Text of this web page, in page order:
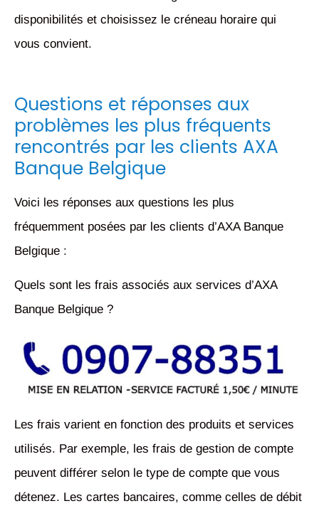
disponibilités et choisissez le créneau horaire qui
vous convient.
Questions et réponses aux
problèmes les plus fréquents
rencontrés par les clients AXA
Banque Belgique
Voici les réponses aux questions les plus
fréquemment posées par les clients d’AXA Banque
Belgique :
Quels sont les frais associés aux services d’AXA
Banque Belgique ?
Les frais varient en fonction des produits et services
utilisés. Par exemple, les frais de gestion de compte
peuvent différer selon le type de compte que vous
détenez. Les cartes bancaires, comme celles de débit